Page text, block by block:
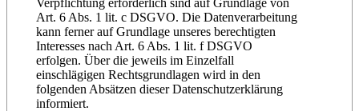
Verpflichtung erforderlich sind auf Grundlage von
Art. 6 Abs. 1 lit. c DSGVO. Die Datenverarbeitung
kann ferner auf Grundlage unseres berechtigten
Interesses nach Art. 6 Abs. 1 lit. f DSGVO
erfolgen. Über die jeweils im Einzelfall
einschlägigen Rechtsgrundlagen wird in den
folgenden Absätzen dieser Datenschutzerklärung
informiert.